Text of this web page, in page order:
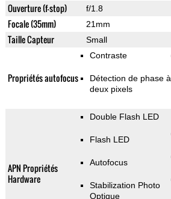
Ouverture (f-stop) f/1.8
Focale (35mm) 21mm
Taille Capteur Small
Propriétés autofocus
Contraste
Détection de phase à
deux pixels
APN Propriétés
Hardware
Double Flash LED
Flash LED
Autofocus
Stabilization Photo
Optique